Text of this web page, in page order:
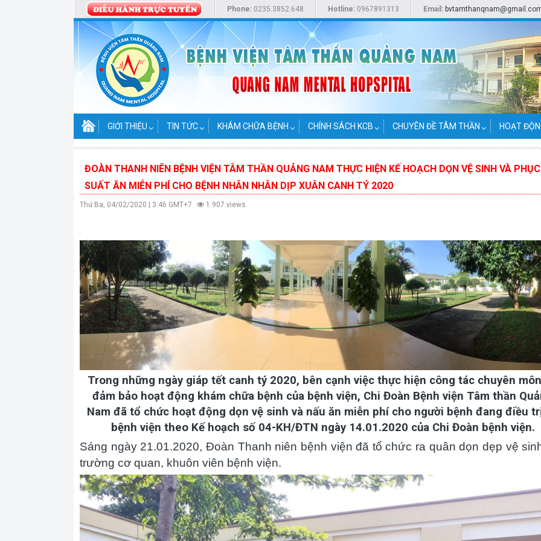
Phone: 0235.3852.648 Hotline: 0967891313 Email:
GIỚI THIỆU TIN TỨC KHÁM CHỮA BỆNH CHÍNH SÁCH KCB CHUYÊN ĐỀ TÂM THẦN HOẠT
ĐOÀN THANH NIÊN BỆNH VIỆN TÂM THẦN QUẢNG NAM THỰC HIỆN KẾ HOẠCH DỌN VỆ SINH VÀ
SUẤT ĂN MIỄN PHÍ CHO BỆNH NHÂN NHÂN DỊP XUÂN CANH TÝ 2020
Thứ Ba, 04/02/2020 | 3:46 GMT+7 1.907 views
Trong những ngày giáp tết canh tý 2020, bên cạnh việc thực hiện công tác chuyên
đảm bảo hoạt động khám chữa bệnh của bệnh viện, Chi Đoàn Bệnh viện Tâm thần
Nam đã tổ chức hoạt động dọn vệ sinh và nấu ăn miễn phí cho người bệnh đang điều
bệnh viện theo Kế hoạch số 04-KH/ĐTN ngày 14.01.2020 của Chi Đoàn bệnh viện.
Sáng ngày 21.01.2020, Đoàn Thanh niên bệnh viện đã tổ chức ra quân dọn dẹp vệ
trường cơ quan, khuôn viên bệnh viện.